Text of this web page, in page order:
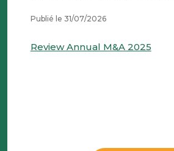
Publié le 31/07/2026
Review Annual M&A 2025